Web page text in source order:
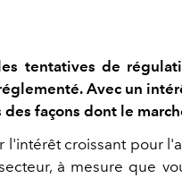
tentatives de
Avec un
des façons dont le
l'intérêt croissant pour
à mesure que